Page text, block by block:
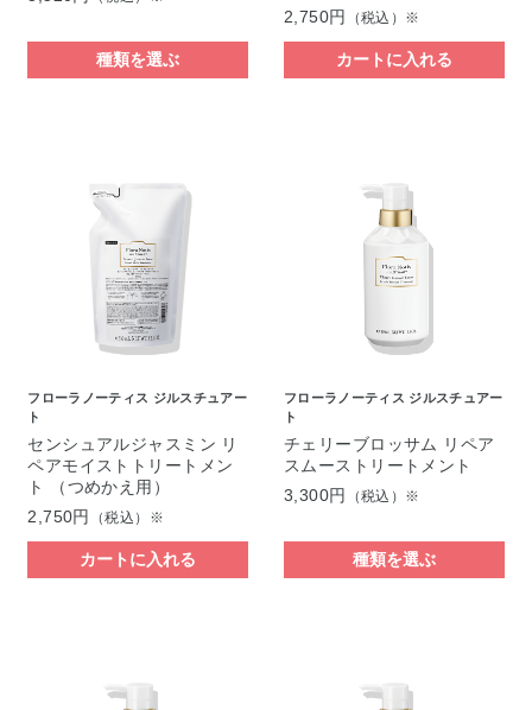
種類を選ぶ
2,750円 （税込）※
カートに入れる
フローラノーティス ジルスチュアー
ト
センシュアルジャスミン リ
ペアモイストトリートメン
ト （つめかえ用）
2,750円
（税込）※
カートに入れる
フローラノーティス ジルスチュアー
ト
チェリーブロッサム リペア
スムーストリートメント
3,300円
（税込）※
種類を選ぶ